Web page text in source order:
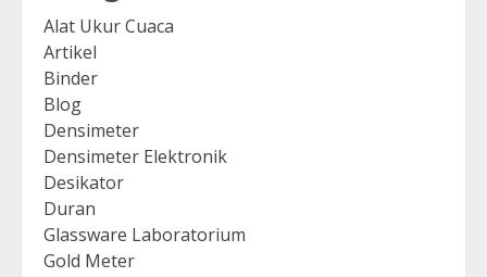
Alat Ukur Cuaca
Artikel
Binder
Blog
Densimeter
Densimeter Elektronik
Desikator
Duran
Glassware Laboratorium
Gold Meter